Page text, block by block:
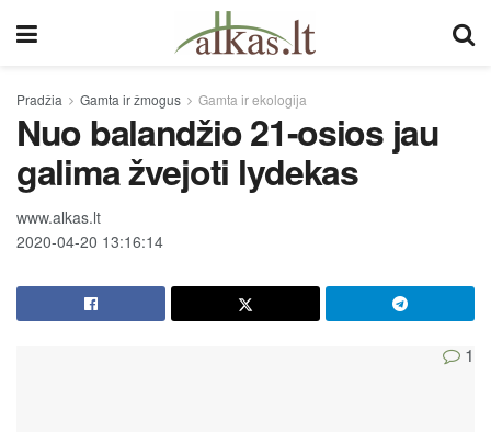
Pradžia Gamta ir žmogus Gamta ir ekologija
Nuo balandžio 21-osios jau
galima žvejoti lydekas
www.alkas.lt
2020-04-20 13:16:14
1